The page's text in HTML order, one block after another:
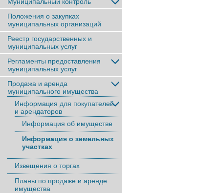
Положения о закупках
муниципальных организаций
Реестр государственных и
муниципальных услуг
Регламенты предоставления
муниципальных услуг
Продажа и аренда
муниципального имущества
Информация для покупателей
и арендаторов
Информация об имуществе
Информация о земельных
участках
Извещения о торгах
Планы по продаже и аренде
имущества